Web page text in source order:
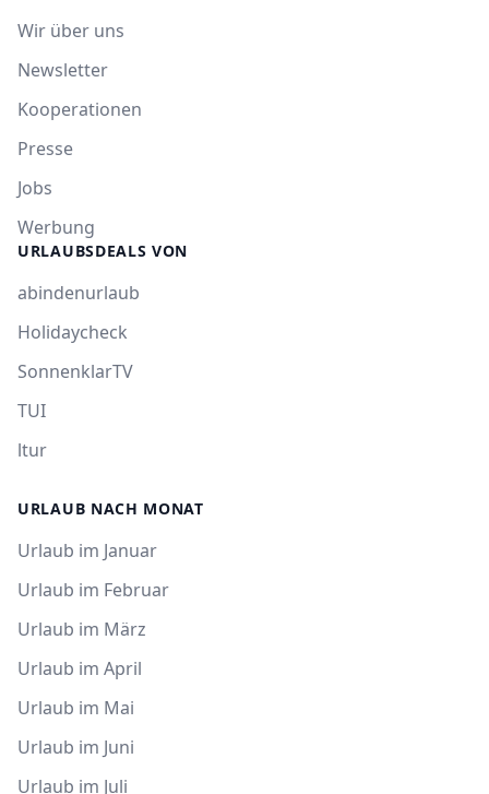
Wir über uns
Newsletter
Kooperationen
Presse
Jobs
Werbung
URLAUBSDEALS VON
abindenurlaub
Holidaycheck
SonnenklarTV
TUI
ltur
URLAUB NACH MONAT
Urlaub im Januar
Urlaub im Februar
Urlaub im März
Urlaub im April
Urlaub im Mai
Urlaub im Juni
Urlaub im Juli